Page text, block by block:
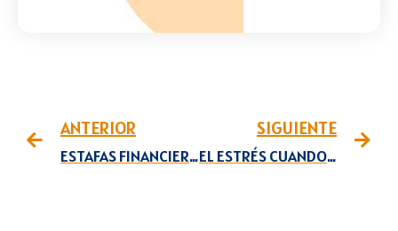
ANTERIOR
ESTAFAS FINANCIERAS
SIGUIENTE
EL ESTRÉS CUANDO SE CARECE DE LIQUIDEZ